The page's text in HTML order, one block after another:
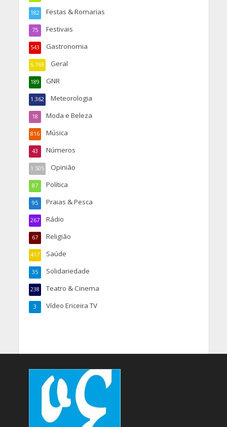
Festas & Romarias
182
Festivais
75
Gastronomia
543
Geral
6.769
GNR
189
Meteorologia
1.362
Moda e Beleza
18
Música
816
Números
43
Opinião
1.505
Política
87
Praias & Pesca
95
Rádio
267
Religião
67
Saúde
417
Solidariedade
35
Teatro & Cinema
238
Vídeo Ericeira TV
3